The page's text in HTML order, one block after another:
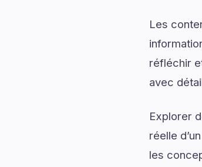
Les
réfléchir
avec
Explorer
réelle
les